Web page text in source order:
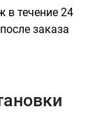
в течение 24
заказа